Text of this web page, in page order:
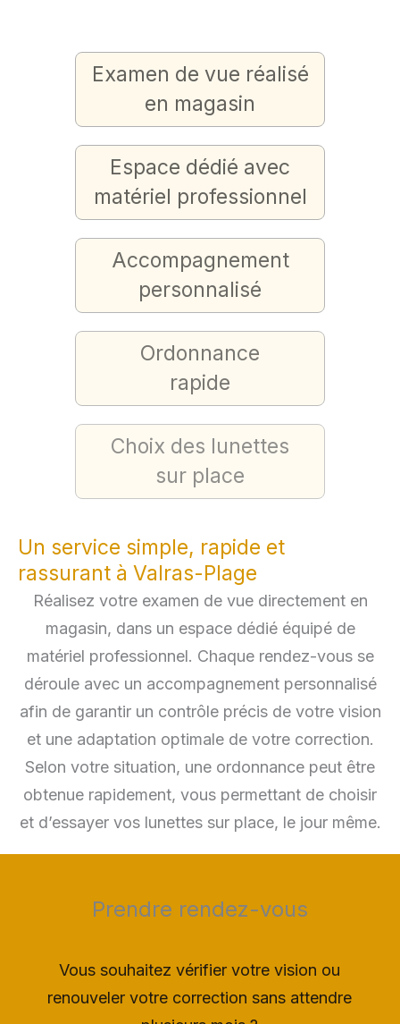
Examen de vue réalisé
en magasin
Espace dédié avec
matériel professionnel
Accompagnement
personnalisé
Ordonnance
rapide
Choix des lunettes
sur place
Un service simple, rapide et
rassurant à Valras-Plage
Réalisez votre examen de vue directement en
magasin, dans un espace dédié équipé de
matériel professionnel. Chaque rendez-vous se
déroule avec un accompagnement personnalisé
afin de garantir un contrôle précis de votre vision
et une adaptation optimale de votre correction.
Selon votre situation, une ordonnance peut être
obtenue rapidement, vous permettant de choisir
et d’essayer vos lunettes sur place, le jour même.
Prendre rendez-vous
Vous souhaitez vérifier votre vision ou
renouveler votre correction sans attendre